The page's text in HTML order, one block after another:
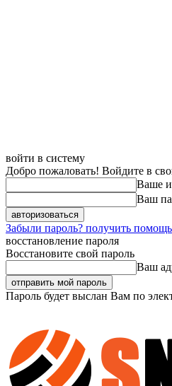
войти в систему
Добро пожаловать! Войдите в
Ваше
Ваш
Забыли пароль? получить помощь
восстановление пароля
Восстановите свой пароль
Ваш
Пароль будет выслан Вам по